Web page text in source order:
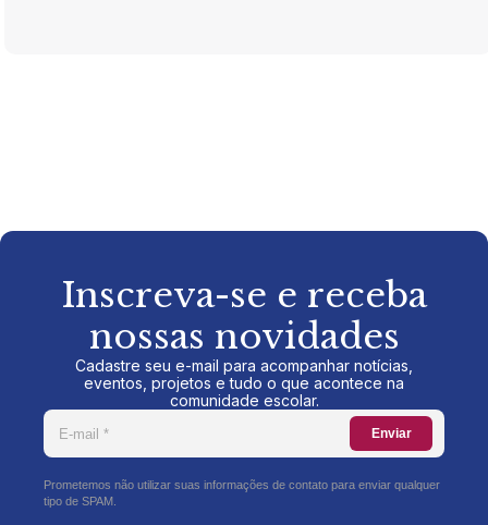
Inscreva-se e receba
nossas novidades
Cadastre seu e-mail para acompanhar notícias,
eventos, projetos e tudo o que acontece na
comunidade escolar.
Enviar
Prometemos não utilizar suas informações de contato para enviar qualquer
tipo de SPAM.